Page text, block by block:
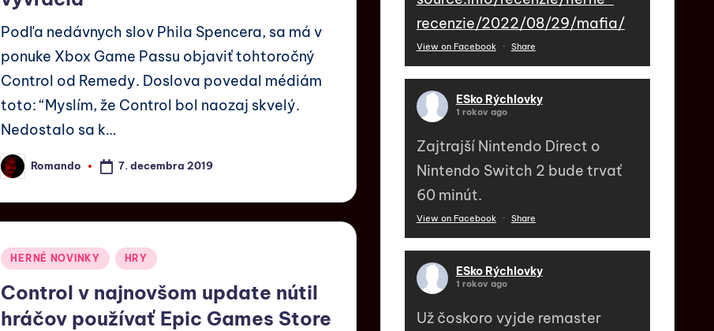
Podľa nedávnych slov Phila Spencera, sa má v
ponuke Xbox Game Passu objaviť tohtoročný
Control od Remedy. Doslova povedal médiám
toto: “Myslím, že Control bol naozaj skvelý.
Nedostalo sa k…
Romando 7. decembra 2019
HERNÉ NOVINKY HRY
Control v najnovšom update nútil
hráčov používať Epic Games Store
recenzie/2022/08/29/mafia/
View on Facebook · Share
ESko Rýchlovky
1 rokov ago
Zajtrajší Nintendo Direct o
Nintendo Switch 2 bude trvať
60 minút.
View on Facebook · Share
ESko Rýchlovky
1 rokov ago
Už čoskoro vyjde remaster